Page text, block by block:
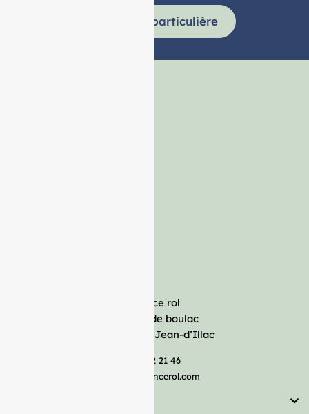
Demande particulière
France rol
Avenue de boulac
33127 Saint-Jean-d’Illac
05 57 92 21 46
serviceclient@francerol.com